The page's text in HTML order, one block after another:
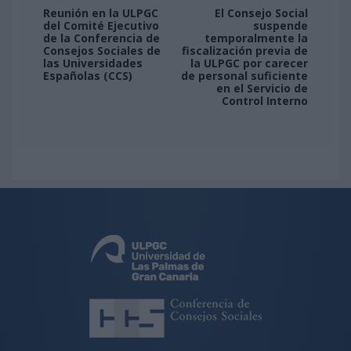
Reunión en la ULPGC
del Comité Ejecutivo
de la Conferencia de
Consejos Sociales de
las Universidades
Españolas (CCS)
El Consejo Social
suspende
temporalmente la
fiscalización previa de
la ULPGC por carecer
de personal suficiente
en el Servicio de
Control Interno